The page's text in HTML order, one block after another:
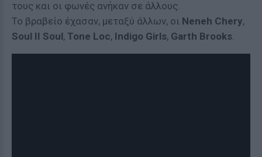
τους και οι φωνές ανήκαν σε άλλους.
Το βραβείο έχασαν, μεταξύ άλλων, οι Neneh Chery,
Soul II Soul, Tone Loc, Indigo Girls, Garth Brooks.